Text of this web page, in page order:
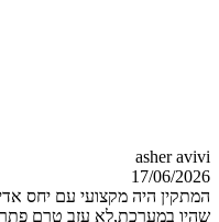
asher avivi
17/06/2026
המתקין היה מקצועי עם יחס
שהיו במערכת,לא עזב טרם פתר